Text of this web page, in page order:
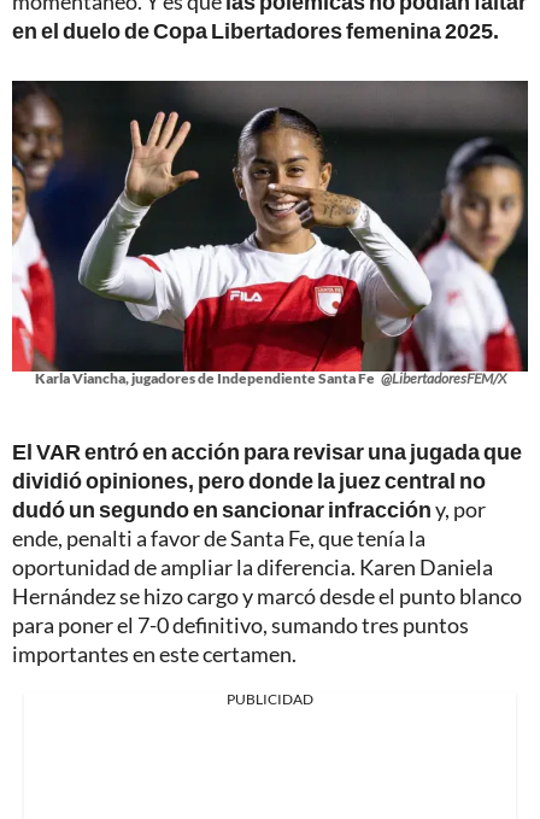
en el duelo de Copa Libertadores femenina 2025.
Karla Viancha, jugadores de Independiente Santa Fe @LibertadoresFEM/X
El VAR entró en acción para revisar una jugada que
dividió opiniones, pero donde la juez central no
dudó un segundo en sancionar infraccióny, por
ende, penalti a favor de Santa Fe, que tenía la
oportunidad de ampliar la diferencia. Karen Daniela
Hernández se hizo cargo y marcó desde el punto blanco
para poner el 7-0 definitivo, sumando tres puntos
importantes en este certamen.
PUBLICIDAD